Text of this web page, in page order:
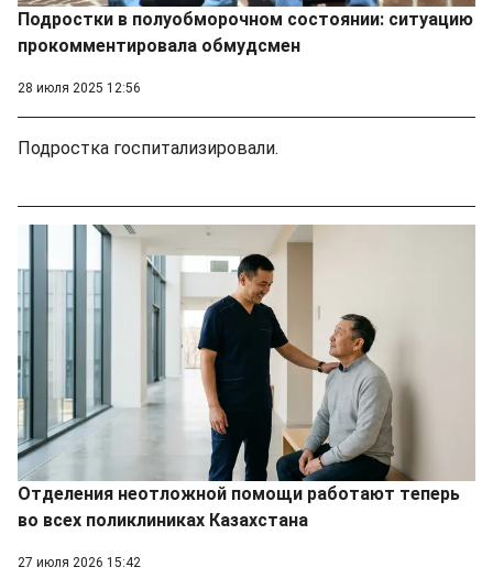
Подростки в полуобморочном состоянии: ситуацию
прокомментировала обмудсмен
28 июля 2025 12:56
Подростка госпитализировали.
Отделения неотложной помощи работают теперь
во всех поликлиниках Казахстана
27 июля 2026 15:42